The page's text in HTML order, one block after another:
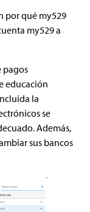
por qué my529
my529 a
pagos
educación
la
se
Además,
sus bancos